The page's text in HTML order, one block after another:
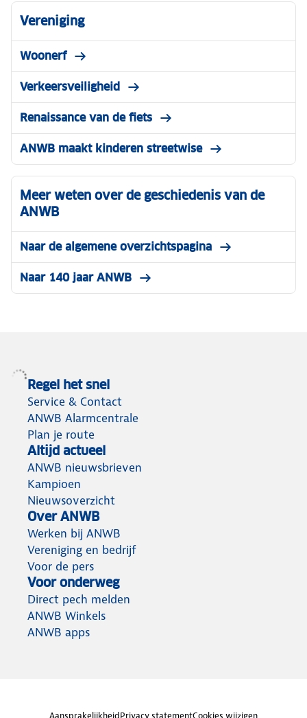
Vereniging
Woonerf
Verkeersveiligheid
Renaissance van de fiets
ANWB maakt kinderen streetwise
Meer weten over de geschiedenis van de
ANWB
Naar de algemene overzichtspagina
Naar 140 jaar ANWB
Regel het snel
Service & Contact
ANWB Alarmcentrale
Plan je route
Altijd actueel
ANWB nieuwsbrieven
Kampioen
Nieuwsoverzicht
Over ANWB
Werken bij ANWB
Vereniging en bedrijf
Voor de pers
Voor onderweg
Direct pech melden
ANWB Winkels
ANWB apps